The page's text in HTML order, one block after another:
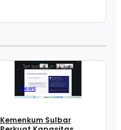
News
Kemenkum Sulbar